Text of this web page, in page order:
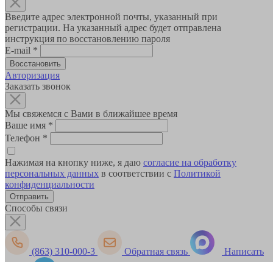
Введите адрес электронной почты, указанный при
регистрации. На указанный адрес будет отправлена
инструкция по восстановлению пароля
E-mail *
Авторизация
Заказать звонок
Мы свяжемся с Вами в ближайшее время
Ваше имя *
Телефон *
Нажимая на кнопку ниже, я даю согласие на обработку
персональных данных в соответствии с Политикой
конфиденциальности
Способы связи
(863) 310-000-3 Обратная связь Написать